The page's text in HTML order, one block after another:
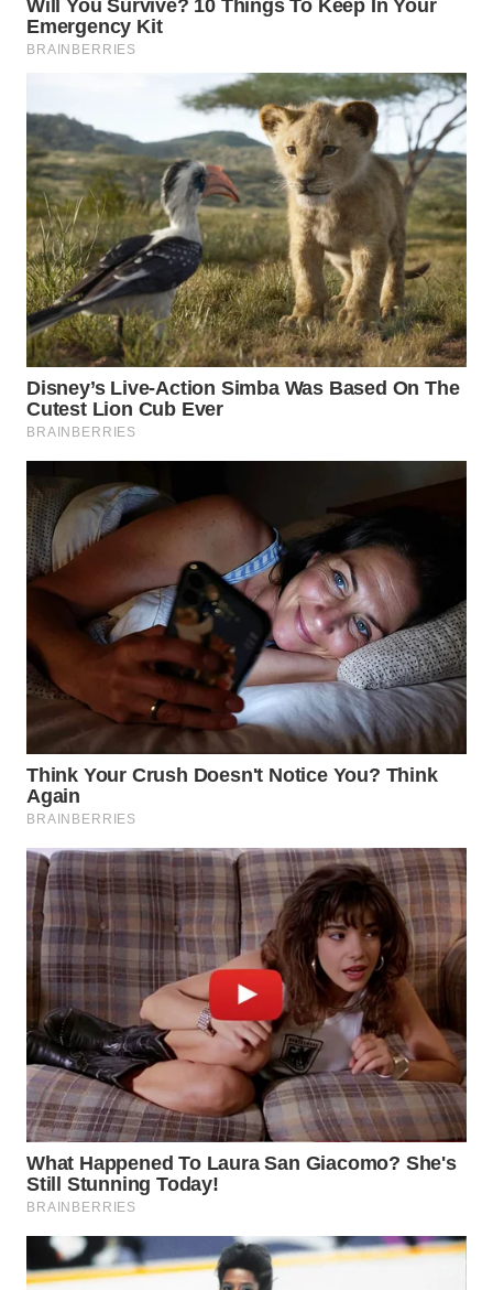
WN
WN
MADURA
WN
SURABAYA
WN
NATUNA
WN
BINTAN
MANDALIKA
WN
LIKUPANG
WN
LABUANBAJO
WN
BORNEO
Wahana
Media
Group
WAHANA
NEWS
WAHANA
TANI
WAHANA
ADVOKAT
WAHANA
INFRASTRUKTUR
WAHANA
WAHANA